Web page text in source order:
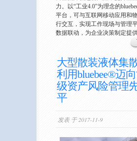
力。以“工业4.0”为理念的
平台，可与互联网移动应用和
行交互，实现工作现场与管理
数据联动，为企业决策制定提供
大型散装液体集
利用bluebee®迈
级资产风险管理
平
发表 于 2017-11-9